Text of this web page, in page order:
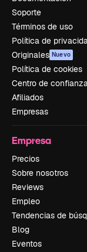
Soporte
Términos de uso
Política de
Originales Nuevo
Política de cookies
Centro de
Afiliados
Empresas
Empresa
Precios
Sobre nosotros
Reviews
Empleo
Tendencias de
Blog
Eventos